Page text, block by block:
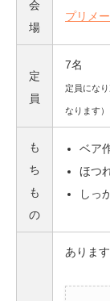
会
場
プリメ
定
員
7名
定員にな
なります）
も
ち
も
の
ベア
ほつ
しっ
あります